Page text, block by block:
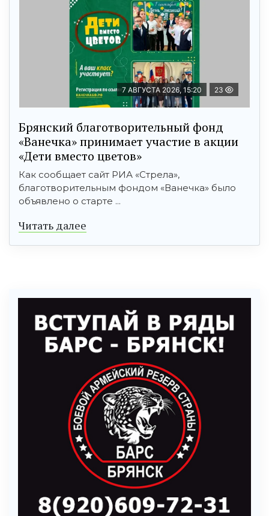
7 АВГУСТА 2026, 15:20 23
Брянский благотворительный фонд
«Ванечка» принимает участие в акции
«Дети вместо цветов»
Как сообщает сайт РИА «Стрела»,
благотворительным фондом «Ванечка» было
объявлено о старте ...
Читать далее